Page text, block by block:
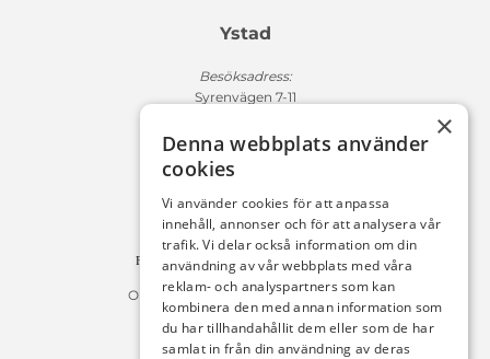
Ystad
Besöksadress:
Syrenvägen 7-11
Fakturaadress:
Michelsens Bil AB /ePP
Fack 110684
10654 Stockholm
Fakturan måste innehålla referensnummer!
Organisationsnummer 556225-9142
Öppettider:
×
Denna webbplats använder
cookies
Vi använder cookies för att anpassa
innehåll, annonser och för att analysera vår
trafik. Vi delar också information om din
användning av vår webbplats med våra
reklam- och analyspartners som kan
kombinera den med annan information som
du har tillhandahållit dem eller som de har
samlat in från din användning av deras